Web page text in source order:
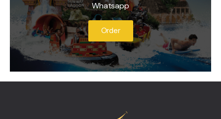
Whatsapp
Order